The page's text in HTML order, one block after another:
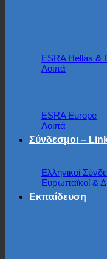
ESRA Hellas
Λοιπά
ESRA Europe
Λοιπά
Σύνδεσμοι –
Ελληνικοί
Ευρωπαϊκοί &
Εκπαίδευση